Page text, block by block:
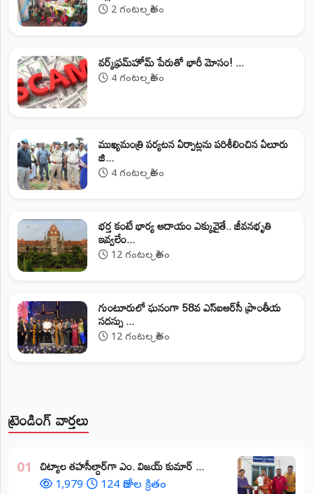
ట్రెండింగ్ వార్తలు
01 ​చిట్యాల తహసీల్దార్‌గా ఎం. విజయ్ కుమార్ ...
1,979 124 రోజుల క్రితం
2 గంటల క్రితం
వర్క్‌ఫ్రమ్‌హోమ్‌ పేరుతో భారీ మోసం! ...
4 గంటల క్రితం
ముఖ్యమంత్రి పర్యటన ఏర్పాట్లను పరిశీలించిన ఏలూరు
జి...
4 గంటల క్రితం
భర్త కంటే భార్య ఆదాయం ఎక్కువైతే.. జీవనభృతి
ఇవ్వలేం...
12 గంటల క్రితం
గుంటూరులో ఘనంగా 58వ ఎస్‌ఐఆర్‌సీ ప్రాంతీయ
సదస్సు ...
12 గంటల క్రితం